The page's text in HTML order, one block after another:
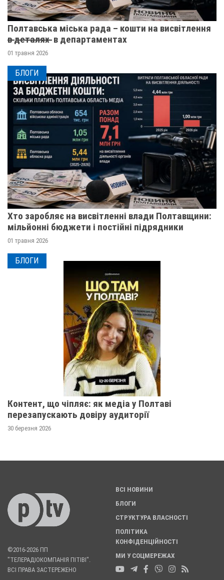
Полтавська міська рада – кошти на висвітлення
в̶ ̶д̶е̶т̶а̶л̶я̶х̶ ̶ в департаментах
01 травня 2026
БЛОГИ
Хто заробляє на висвітленні влади Полтавщини:
мільйонні бюджети і постійні підрядники
01 травня 2026
БЛОГИ
Контент, що чіпляє: як медіа у Полтаві
перезапускають довіру аудиторії
30 березня 2026
©2016-2026 ПП
"ТЕЛЕРАДІОКОМПАНІЯ ПІТІВІ".
ВСІ ПРАВА ЗАСТЕРЕЖЕНО
ВСІ НОВИНИ
БЛОГИ
СТРУКТУРА ВЛАСНОСТІ
ПОЛІТИКА
КОНФІДЕНЦІЙНОСТІ
МИ У СОЦМЕРЕЖАХ